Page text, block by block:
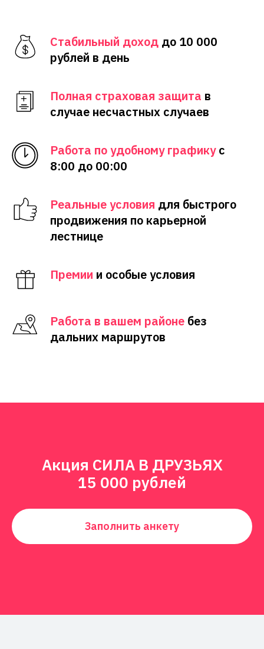
Стабильный доход до 10 000
рублей в день
Полная страховая защита в
случае несчастных случаев
Работа по удобному графикус
8:00 до 00:00
Реальные условия для быстрого
продвижения по карьерной
лестнице
Премии и особые условия
Работа в вашем районе без
дальних маршрутов
Акция СИЛА В ДРУЗЬЯХ
15 000 рублей
Заполнить анкету